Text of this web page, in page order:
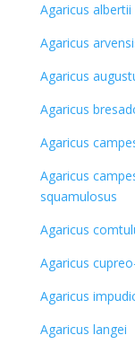
Agaricus albertii
Agaricus
Agaricus
Agaricus
Agaricus
Agaricus
squamulosus
Agaricus
Agaricus
Agaricus
Agaricus langei